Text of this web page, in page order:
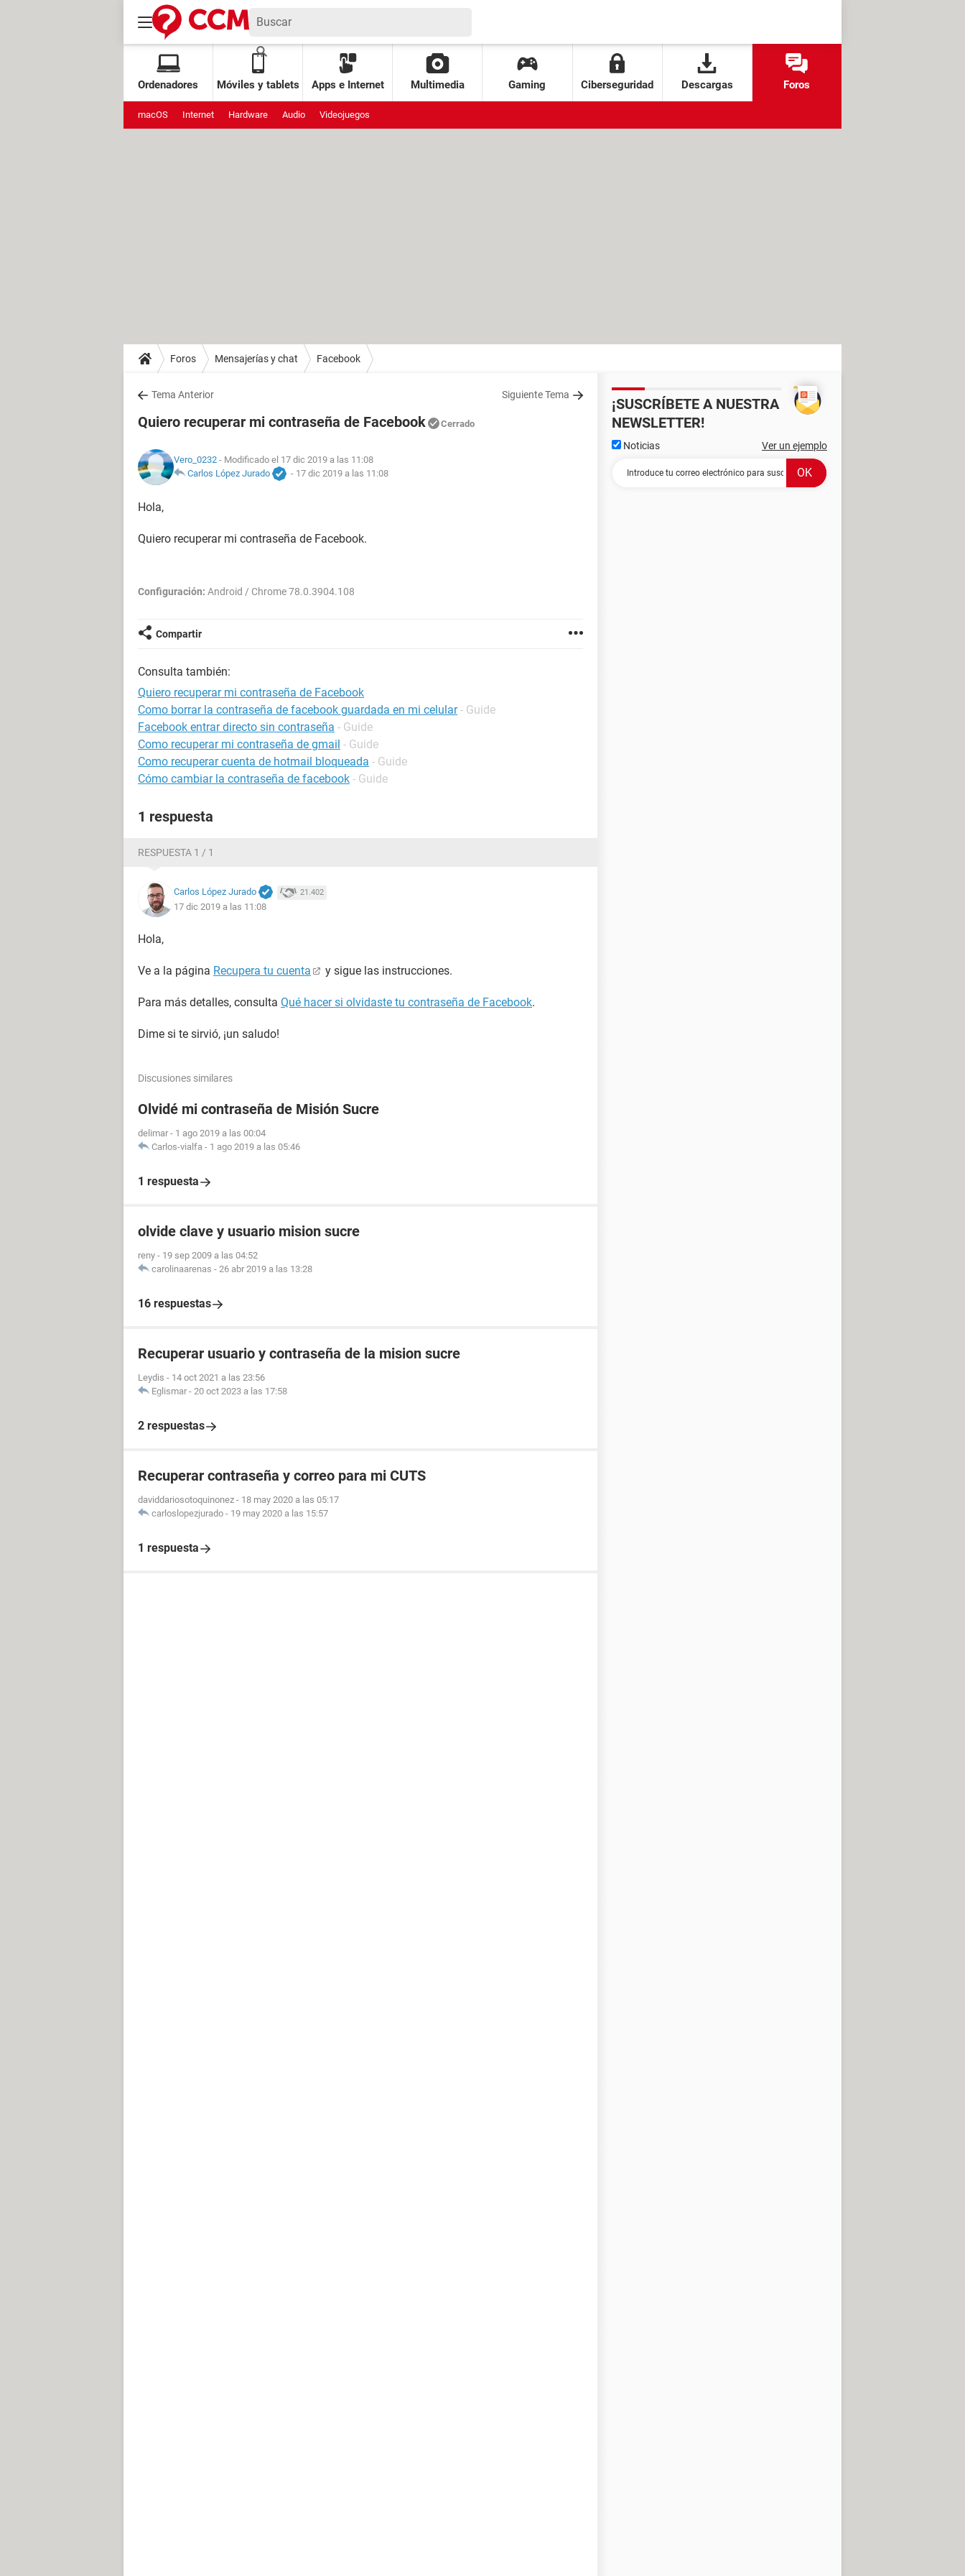
Ordenadores Móviles y tablets Apps e Internet Multimedia Gaming Ciberseguridad Descargas Foros
macOS Internet Hardware Audio Videojuegos
Foros Mensajerías y chat Facebook
Tema Anterior Siguiente Tema
Quiero recuperar mi contraseña de Facebook Cerrado
Vero_0232 - Modificado el 17 dic 2019 a las 11:08
Carlos López Jurado
- 17 dic 2019 a las 11:08
Hola,
Quiero recuperar mi contraseña de Facebook.
Configuración: Android / Chrome 78.0.3904.108
Compartir
Consulta también:
Quiero recuperar mi contraseña de Facebook
Como borrar la contraseña de facebook guardada en mi celular - Guide
Facebook entrar directo sin contraseña - Guide
Como recuperar mi contraseña de gmail - Guide
Como recuperar cuenta de hotmail bloqueada - Guide
Cómo cambiar la contraseña de facebook - Guide
1 respuesta
RESPUESTA 1 / 1
Carlos López Jurado 21.402
17 dic 2019 a las 11:08
Hola,
Ve a la página Recupera tu cuenta y sigue las instrucciones.
Para más detalles, consulta Qué hacer si olvidaste tu contraseña de Facebook.
Dime si te sirvió, ¡un saludo!
Discusiones similares
Olvidé mi contraseña de Misión Sucre
delimar - 1 ago 2019 a las 00:04
Carlos-vialfa - 1 ago 2019 a las 05:46
1 respuesta
olvide clave y usuario mision sucre
reny - 19 sep 2009 a las 04:52
carolinaarenas - 26 abr 2019 a las 13:28
16 respuestas
Recuperar usuario y contraseña de la mision sucre
Leydis - 14 oct 2021 a las 23:56
Eglismar - 20 oct 2023 a las 17:58
2 respuestas
Recuperar contraseña y correo para mi CUTS
daviddariosotoquinonez - 18 may 2020 a las 05:17
carloslopezjurado - 19 may 2020 a las 15:57
1 respuesta
¡SUSCRÍBETE A NUESTRA
NEWSLETTER!
Noticias Ver un ejemplo